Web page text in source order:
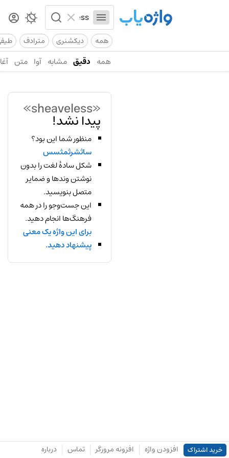
همه دیکشنری مترادف
همه دقیق مشابه آوا متن
«sheaveless»
پیدا نشد!
منظور شما این بود؟
ساثشرثمثسس
شکل سادهٔ لغت را بدون
نوشتن وندها و ضمایر
متصل بنویسید.
این جست‌وجو را در همه
فرهنگ‌ها انجام دهید.
برای این واژه یک معنی
پیشنهاد دهید.
خرید اشتراک افزودن واژه افزونه مرورگر تماس درباره